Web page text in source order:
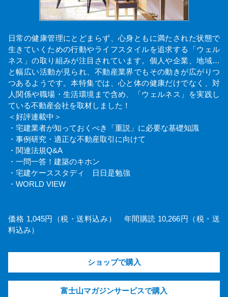
日常の健康管理にとどまらず、心身ともに満たされた状態で
生きていくための行動やライフスタイルを追求する「ウェル
ネス」の取り組みが注目されています。個人や企業、地域…
と幅広い活動が見られ、不動産業界でもその動きが広がりつ
つあるようです。本特集では、心と体の健康だけでなく、対
人関係や職場・生活環境まで含め、「ウェルネス」を実践し
ている不動産会社を取材しました！
＜好評連載中＞
・宅建業者が知っておくべき「重説」に必要な基礎知識
・事例研究・適正な不動産取引に向けて
・関連法規Q&A
・一問一答！建築のキホン
・宅建ケーススタディ 日日是勉強
・WORLD VIEW
価格 1,045円（税・送料込み） 年間購読 10,266円（税・送
料込み）
ショップで購入
富士山マガジンサービスで購入